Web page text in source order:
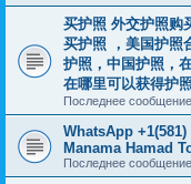
买护照 外交护照购
买护照 ，美国护照
护照，中国护照，
在哪里可以获得护
Последнее сообщение
WhatsApp
Manama Hamad
Последнее сообщение